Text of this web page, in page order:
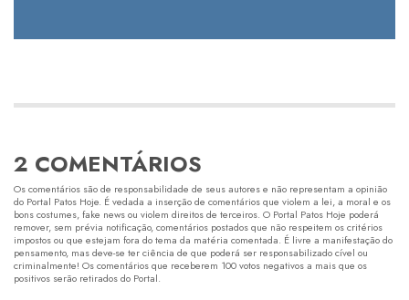
2 COMENTÁRIOS
Os comentários são de responsabilidade de seus autores e não representam a opinião
do Portal Patos Hoje. É vedada a inserção de comentários que violem a lei, a moral e os
bons costumes, fake news ou violem direitos de terceiros. O Portal Patos Hoje poderá
remover, sem prévia notificação, comentários postados que não respeitem os critérios
impostos ou que estejam fora do tema da matéria comentada. É livre a manifestação do
pensamento, mas deve-se ter ciência de que poderá ser responsabilizado cível ou
criminalmente! Os comentários que receberem 100 votos negativos a mais que os
positivos serão retirados do Portal.